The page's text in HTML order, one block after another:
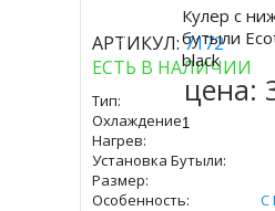
АРТИКУЛ:7172
ЕСТЬ В НАЛИЧИИ
Тип:
Охлаждение:
Нагрев:
Установка Бутыли:
Размер:
Особенность:
С
Кулер с
бутыли
black
цена: